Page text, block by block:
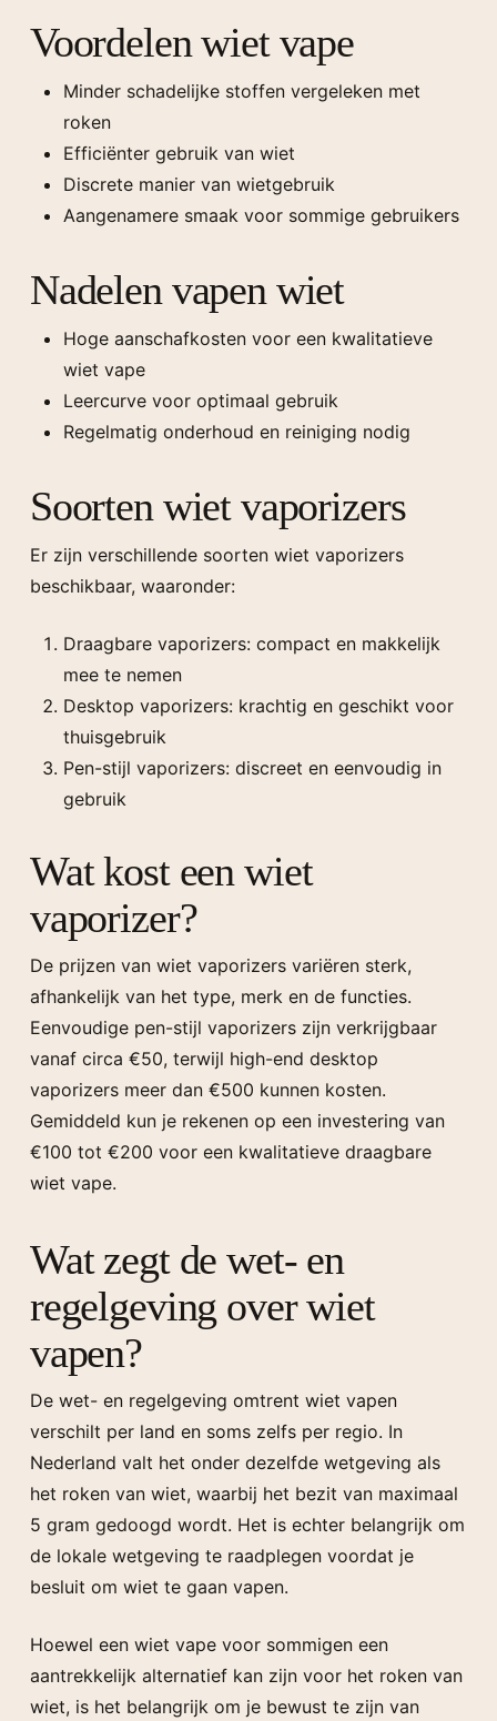
Voordelen wiet vape
Minder schadelijke stoffen vergeleken met
roken
Efficiënter gebruik van wiet
Discrete manier van wietgebruik
Aangenamere smaak voor sommige gebruikers
Nadelen vapen wiet
Hoge aanschafkosten voor een kwalitatieve
wiet vape
Leercurve voor optimaal gebruik
Regelmatig onderhoud en reiniging nodig
Soorten wiet vaporizers
Er zijn verschillende soorten wiet vaporizers
beschikbaar, waaronder:
Draagbare vaporizers: compact en makkelijk
mee te nemen
Desktop vaporizers: krachtig en geschikt voor
thuisgebruik
Pen-stijl vaporizers: discreet en eenvoudig in
gebruik
Wat kost een wiet
vaporizer?
De prijzen van wiet vaporizers variëren sterk,
afhankelijk van het type, merk en de functies.
Eenvoudige pen-stijl vaporizers zijn verkrijgbaar
vanaf circa €50, terwijl high-end desktop
vaporizers meer dan €500 kunnen kosten.
Gemiddeld kun je rekenen op een investering van
€100 tot €200 voor een kwalitatieve draagbare
wiet vape.
Wat zegt de wet- en
regelgeving over wiet
vapen?
De wet- en regelgeving omtrent wiet vapen
verschilt per land en soms zelfs per regio. In
Nederland valt het onder dezelfde wetgeving als
het roken van wiet, waarbij het bezit van maximaal
5 gram gedoogd wordt. Het is echter belangrijk om
de lokale wetgeving te raadplegen voordat je
besluit om wiet te gaan vapen.
Hoewel een wiet vape voor sommigen een
aantrekkelijk alternatief kan zijn voor het roken van
wiet, is het belangrijk om je bewust te zijn van